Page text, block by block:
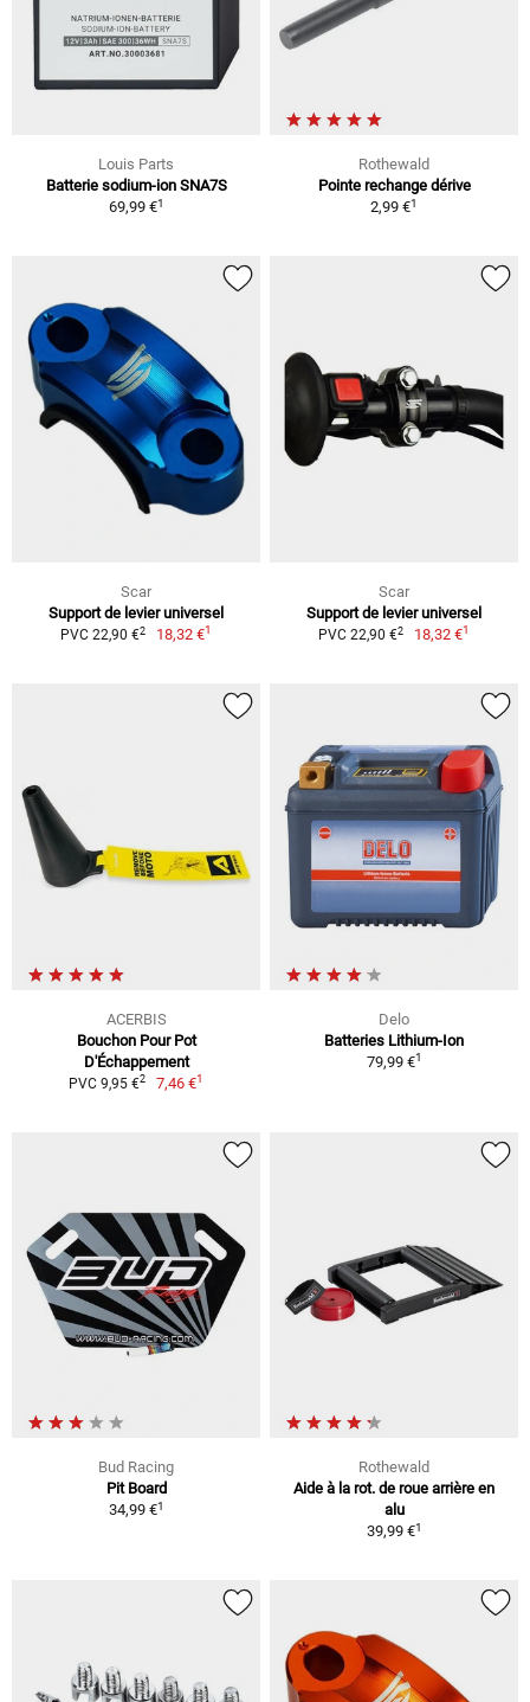
Louis Parts
Batterie sodium-ion SNA7S
69,99 €1
Rothewald
Pointe rechange dérive
2,99 €1
Scar
Support de levier universel
PVC 22,90 €2 18,32 €1
Scar
Support de levier universel
PVC 22,90 €2 18,32 €1
ACERBIS
Bouchon Pour Pot
D'Échappement
PVC 9,95 €2 7,46 €1
Delo
Batteries Lithium-Ion
79,99 €1
Bud Racing
Pit Board
34,99 €1
Rothewald
Aide à la rot. de roue arrière en
alu
39,99 €1